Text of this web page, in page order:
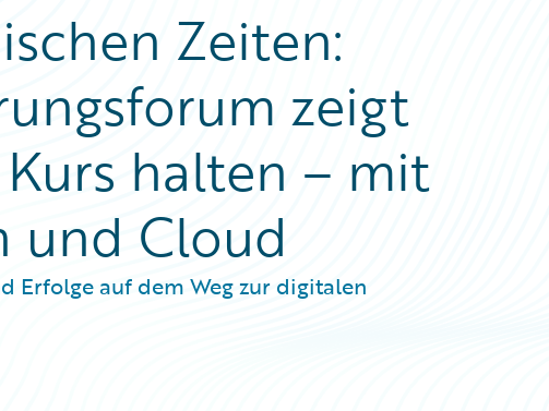
Zeiten:
zeigt
halten – mit
und Cloud
Erfolge auf dem Weg zur digitalen